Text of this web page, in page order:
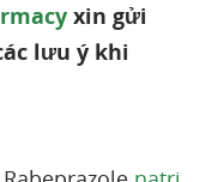
xin gửi
lưu ý khi